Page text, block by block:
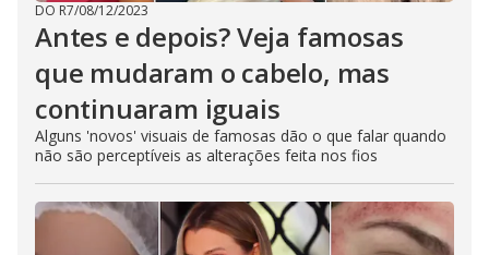
DO R7/08/12/2023
Antes e depois? Veja famosas
que mudaram o cabelo, mas
continuaram iguais
Alguns 'novos' visuais de famosas dão o que falar quando
não são perceptíveis as alterações feita nos fios